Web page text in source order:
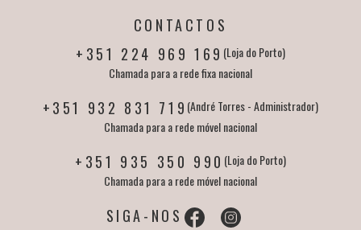
CONTACTOS
+351 224 969 169 (Loja do Porto)
Chamada para a rede fixa nacional
+351 932 831 719 (André Torres - Administrador)
Chamada para a rede móvel nacional
+351 935 350 990 (Loja do Porto)
Chamada para a rede móvel nacional
SIGA-NOS